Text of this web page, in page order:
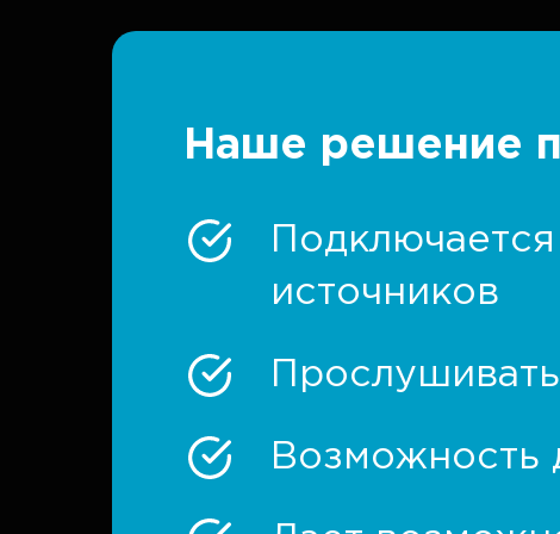
Наше решение
источников
Возможность